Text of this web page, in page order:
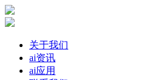
关于我们
ai资讯
ai应用